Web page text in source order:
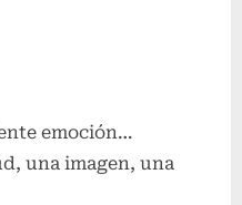
emoción…
una imagen, una